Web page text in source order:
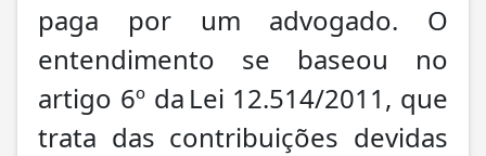
paga por um advogado. O
entendimento se baseou no
artigo 6º da Lei 12.514/2011, que
trata das contribuições devidas